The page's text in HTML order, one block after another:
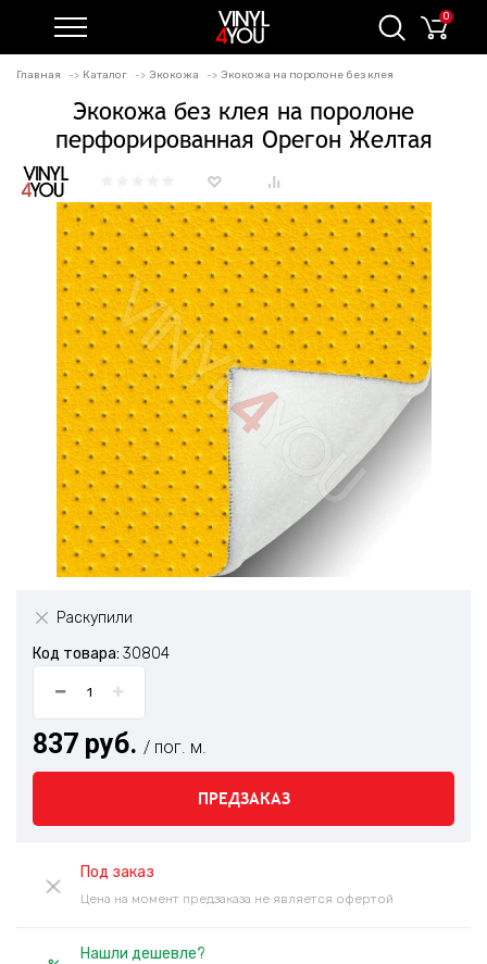
0
Главная Каталог Экокожа Экокожа на поролоне без клея
Экокожа без клея на поролоне
перфорированная Орегон Желтая
Раскупили
Код товара: 30804
837 руб. / пог. м.
ПРЕДЗАКАЗ
Под заказ
Цена на момент предзаказа не является офертой
Нашли дешевле?